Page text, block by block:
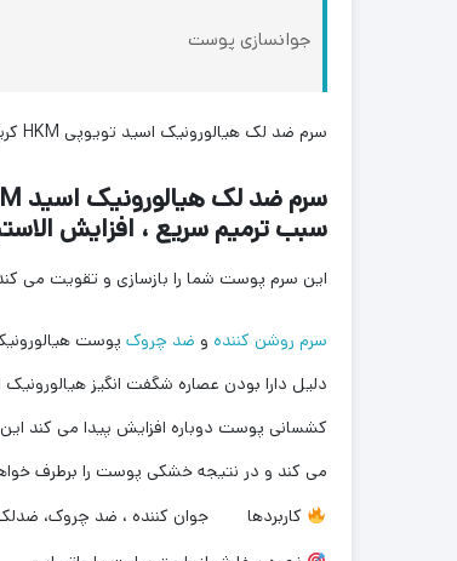
جوانسازی پوست
سرم ضد لک هیالورونیک اسید تویوپی HKM كرپلاس با خستگی ، استرس و پیری پوست مقابله نموده ، رطوبت و شادابی و شفافیت را به پوست های کدر بر می گردند.
سبب ترمیم سریع ، افزایش
این سرم پوست شما را بازسازی و تقویت می
سرم روشن کننده و ضد چروک پوست
دلیل دارا بودن عصاره شگفت انگیز
کشسانی پوست دوباره افزایش پیدا می کند
می کند و در نتیجه خشکی پوست را برطرف
کاربردها
جوان کننده ، ضد چروک،